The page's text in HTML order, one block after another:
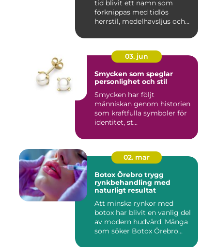
tid blivit ett namn som
förknippas med tidlös
herrstil, medelhavsljus och
03. jun
Smycken som speglar
personlighet och stil
Smycken har följt
människan genom historien
som kraftfulla symboler för
identitet, st...
02. mar
Botox Örebro trygg
rynkbehandling med
naturligt resultat
Att minska rynkor med
botox har blivit en vanlig del
av modern hudvård. Många
som söker Botox Örebro...